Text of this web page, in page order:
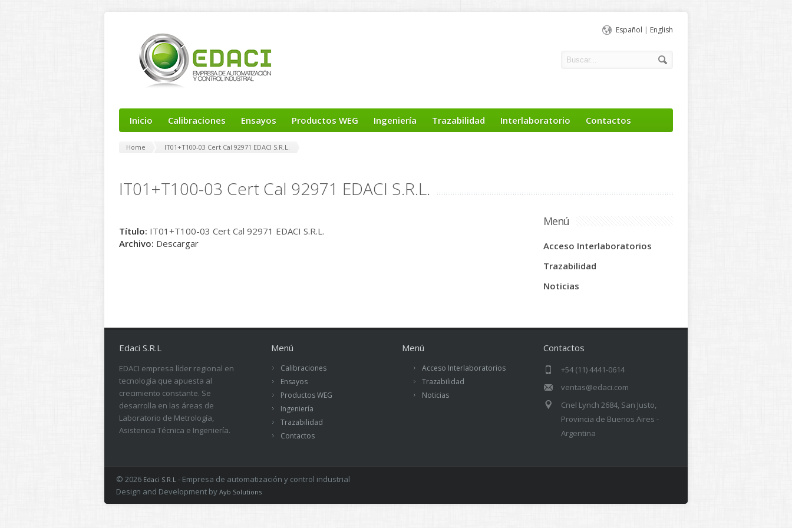
Español | English
Inicio Calibraciones Ensayos Productos WEG Ingeniería Trazabilidad Interlaboratorio Contactos
Home IT01+T100-03 Cert Cal 92971 EDACI S.R.L.
IT01+T100-03 Cert Cal 92971 EDACI S.R.L.
Título: IT01+T100-03 Cert Cal 92971 EDACI S.R.L.
Archivo: Descargar
Menú
Acceso Interlaboratorios
Trazabilidad
Noticias
Edaci S.R.L
EDACI empresa líder regional en
tecnología que apuesta al
crecimiento constante. Se
desarrolla en las áreas de
Laboratorio de Metrología,
Asistencia Técnica e Ingeniería.
Menú
Calibraciones
Ensayos
Productos WEG
Ingeniería
Trazabilidad
Contactos
Menú
Acceso Interlaboratorios
Trazabilidad
Noticias
Contactos
+54 (11) 4441-0614
ventas@edaci.com
Cnel Lynch 2684, San Justo,
Provincia de Buenos Aires -
Argentina
© 2026 Edaci S.R.L - Empresa de automatización y control industrial
Design and Development by Ayb Solutions